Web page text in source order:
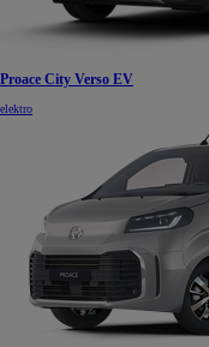
Proace City Verso EV
elektro